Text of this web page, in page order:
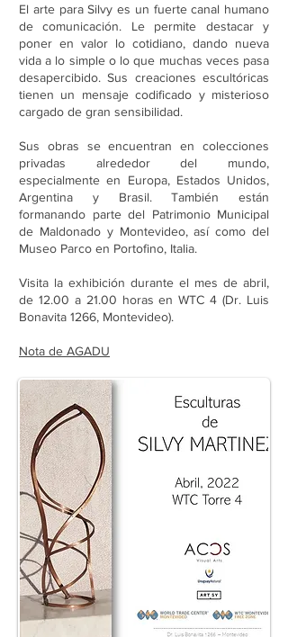
El arte para Silvy es un fuerte canal humano
de comunicación. Le permite destacar y
poner en valor lo cotidiano, dando nueva
vida a lo simple o lo que muchas veces pasa
desapercibido. Sus creaciones escultóricas
tienen un mensaje codificado y misterioso
cargado de gran sensibilidad.
Sus obras se encuentran en colecciones
privadas alrededor del mundo,
especialmente en Europa, Estados Unidos,
Argentina y Brasil. También están
formanando parte del Patrimonio Municipal
de Maldonado y Montevideo, así como del
Museo Parco en Portofino, Italia.
Visita la exhibición durante el mes de abril,
de 12.00 a 21.00 horas en WTC 4 (Dr. Luis
Bonavita 1266, Montevideo).
Nota de AGADU